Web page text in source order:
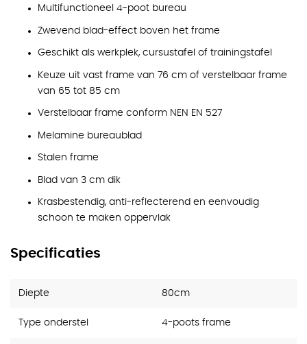
Multifunctioneel 4-poot bureau
Zwevend blad-effect boven het frame
Geschikt als werkplek, cursustafel of trainingstafel
Keuze uit vast frame van 76 cm of verstelbaar frame
van 65 tot 85 cm
Verstelbaar frame conform NEN EN 527
Melamine bureaublad
Stalen frame
Blad van 3 cm dik
Krasbestendig, anti-reflecterend en eenvoudig
schoon te maken oppervlak
Specificaties
Diepte 80cm
Type onderstel 4-poots frame